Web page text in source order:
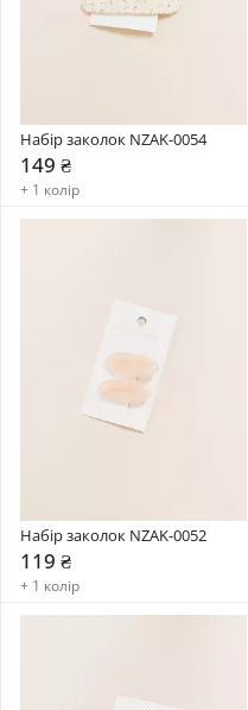
Набір заколок NZAK-0054
149 ₴
+ 1 колір
Набір заколок NZAK-0052
119 ₴
+ 1 колір